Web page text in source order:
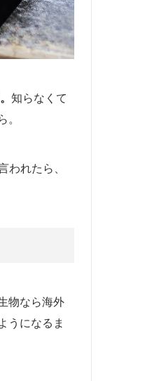
知らなくて
れたら、
物なら海外
うになるま